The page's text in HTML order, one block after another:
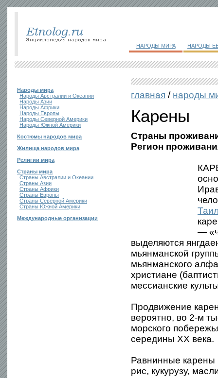
НАРОДЫ МИРА НАРОДЫ
Народы мира
Народы Австралии и Океании
Народы Азии
Народы Африки
Народы Европы
Народы Северной Америки
Народы Южной Америки
Костюмы народов мира
Жилища народов мира
Религии мира
Страны мира
Страны Австралии и Океании
Страны Азии
Страны Африки
Страны Европы
Страны Северной Америки
Страны Южной Америки
Международные организации
главная / народы
Карены
Страны
Регион
—
выделяются
мьянманской
мьянманского
христиане
мессианские
Продвижение
вероятно, во 2-м
морского
середины XX века.
Равнинные карены
рис, кукурузу,